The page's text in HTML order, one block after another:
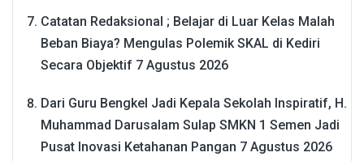
Catatan Redaksional ; Belajar di Luar Kelas Malah
Beban Biaya? Mengulas Polemik SKAL di Kediri
Secara Objektif 7 Agustus 2026
Dari Guru Bengkel Jadi Kepala Sekolah Inspiratif, H.
Muhammad Darusalam Sulap SMKN 1 Semen Jadi
Pusat Inovasi Ketahanan Pangan 7 Agustus 2026